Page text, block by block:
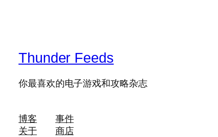
Thunder Feeds
你最喜欢的电子游戏和攻略杂志
博客
关于
事件
商店